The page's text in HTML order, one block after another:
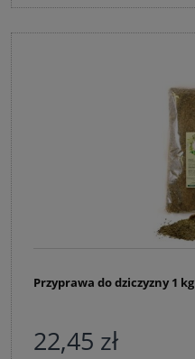
Przyprawa do dziczyzny 1 kg
22,45 zł